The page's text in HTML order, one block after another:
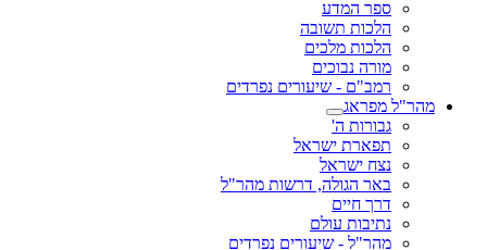
ספר המדע
הלכות תשובה
הלכות מלכים
מורה נבוכים
רמב"ם - שיעורים נפרדים
מהר"ל מפראג
גבורות ה'
תפארת ישראל
נצח ישראל
באר הגולה, דרשות מהר"ל
דרך חיים
נתיבות עולם
מהר"ל - שיעורים נפרדים